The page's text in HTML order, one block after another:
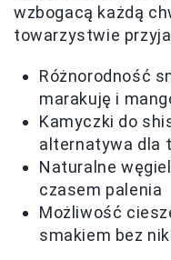
wzbogacą każdą
towarzystwie
Różnorodność
marakuję i
Kamyczki do
alternatywa dla
Naturalne
czasem palenia
Możliwość
smakiem bez